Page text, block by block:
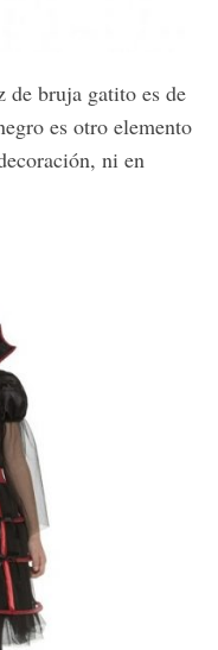
de bruja gatito es de
es otro elemento
ni en